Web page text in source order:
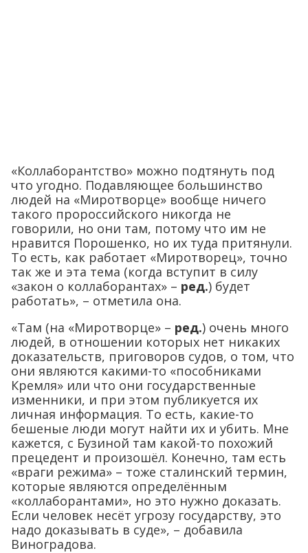
«Коллаборантство» можно подтянуть под
что угодно. Подавляющее большинство
людей на «Миротворце» вообще ничего
такого пророссийского никогда не
говорили, но они там, потому что им не
нравится Порошенко, но их туда притянули.
То есть, как работает «Миротворец», точно
так же и эта тема (когда вступит в силу
«закон о коллаборантах» – ред.) будет
работать», – отметила она.
«Там (на «Миротворце» – ред.) очень много
людей, в отношении которых нет никаких
доказательств, приговоров судов, о том, что
они являются какими-то «пособниками
Кремля» или что они государственные
изменники, и при этом публикуется их
личная информация. То есть, какие-то
бешеные люди могут найти их и убить. Мне
кажется, с Бузиной там какой-то похожий
прецедент и произошёл. Конечно, там есть
«враги режима» – тоже сталинский термин,
которые являются определённым
«коллаборантами», но это нужно доказать.
Если человек несёт угрозу государству, это
надо доказывать в суде», – добавила
Виноградова.